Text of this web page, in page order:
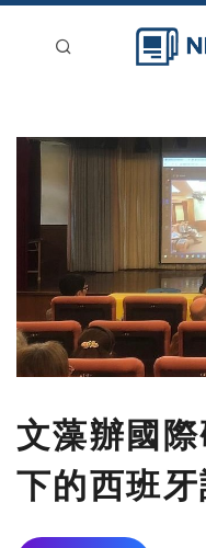
新聞稿分類
文藻辦國
下的西班